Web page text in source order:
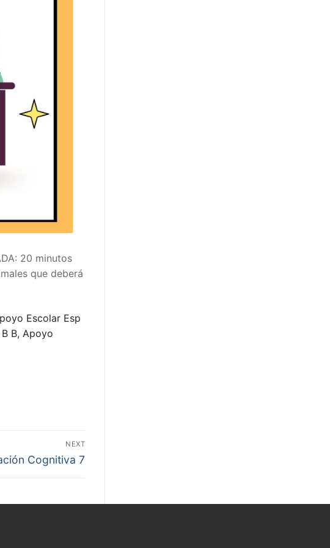
20 minutos
que deberá
Escolar Esp
B, Apoyo
NEXT
Cognitiva 7